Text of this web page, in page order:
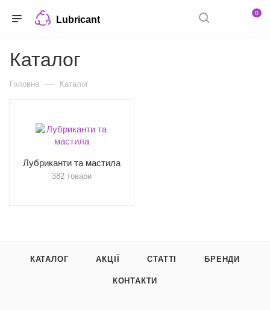
Lubricant
0
Каталог
Головна — Каталог
Лубриканти та мастила
382 товари
КАТАЛОГ АКЦІЇ СТАТТІ БРЕНДИ
КОНТАКТИ